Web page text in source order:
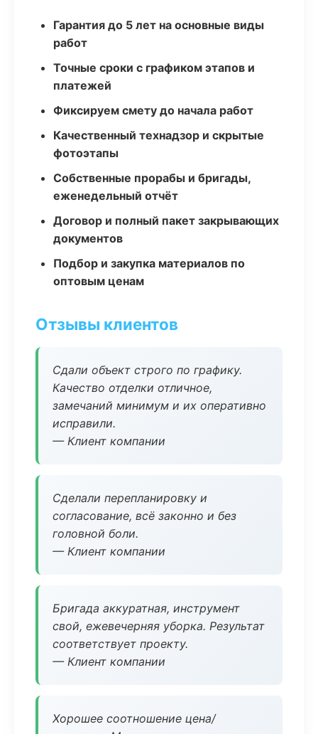
Гарантия до 5 лет на основные виды
работ
Точные сроки с графиком этапов и
платежей
Фиксируем смету до начала работ
Качественный технадзор и скрытые
фотоэтапы
Собственные прорабы и бригады,
еженедельный отчёт
Договор и полный пакет закрывающих
документов
Подбор и закупка материалов по
оптовым ценам
Отзывы клиентов
Сдали объект строго по графику.
Качество отделки отличное,
замечаний минимум и их оперативно
исправили.
— Клиент компании
Сделали перепланировку и
согласование, всё законно и без
головной боли.
— Клиент компании
Бригада аккуратная, инструмент
свой, ежевечерняя уборка. Результат
соответствует проекту.
— Клиент компании
Хорошее соотношение цена/